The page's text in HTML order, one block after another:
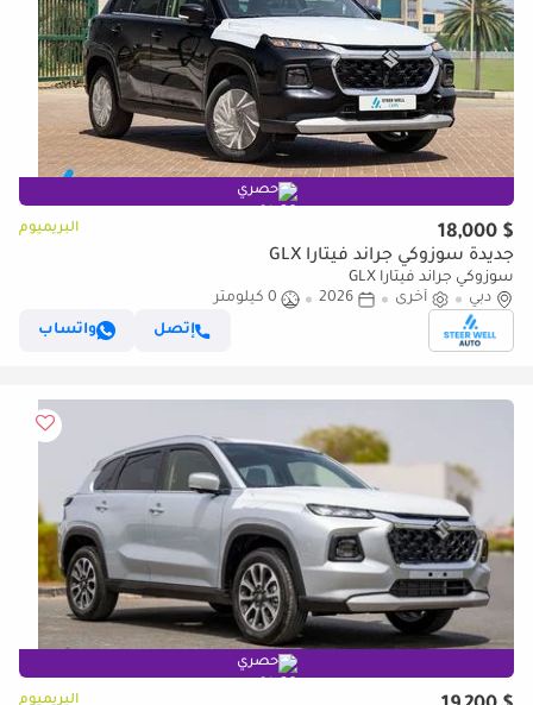
حصري
$ 18,000 البريميوم
جديدة سوزوكي جراند فيتارا GLX
سوزوكي جراند فيتارا GLX
دبي
أخرى 2026
0 كيلومتر
إتصل
واتساب
حصري
البريميوم